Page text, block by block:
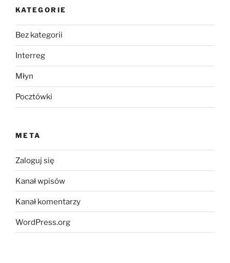
KATEGORIE
Bez kategorii
Interreg
Młyn
Pocztówki
META
Zaloguj się
Kanał wpisów
Kanał komentarzy
WordPress.org